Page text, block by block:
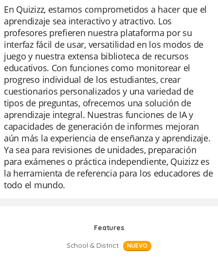
En Quizizz, estamos comprometidos a hacer que el
aprendizaje sea interactivo y atractivo. Los
profesores prefieren nuestra plataforma por su
interfaz fácil de usar, versatilidad en los modos de
juego y nuestra extensa biblioteca de recursos
educativos. Con funciones como monitorear el
progreso individual de los estudiantes, crear
cuestionarios personalizados y una variedad de
tipos de preguntas, ofrecemos una solución de
aprendizaje integral. Nuestras funciones de IA y
capacidades de generación de informes mejoran
aún más la experiencia de enseñanza y aprendizaje.
Ya sea para revisiones de unidades, preparación
para exámenes o práctica independiente, Quizizz es
la herramienta de referencia para los educadores de
todo el mundo.
Features
School & District
NUEVO